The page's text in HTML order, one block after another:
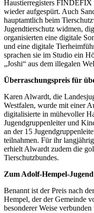
Haustierregisters FINDEFIX
wieder aufgespürt. Auch
hauptamtlich beim
Jugendtierschutz widmen,
organisierten eine digitale
und eine digitale
sprachen sie im Studio ein
„Joshi“ aus dem illegalen
Überraschungspreis für
Karen Alwardt, die
Westfalen, wurde mit einer
digitalisierte in mühevoller
Jugendgruppenleiter und
an der 15
teilnahmen. Für ihr
erhielt Alwardt zudem die
Tierschutzbundes.
Zum Adolf-Hempel-
Benannt ist der Preis nach
Hempel, der der Gemeinde
besonderer Weise